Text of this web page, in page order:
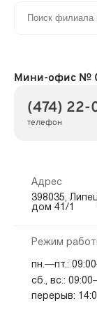
Мини-офис №
(474) 22-
телефон
Адрес
398035,
дом 41/1
Режим
пн.—пт.:
сб., вс.:
перерыв: